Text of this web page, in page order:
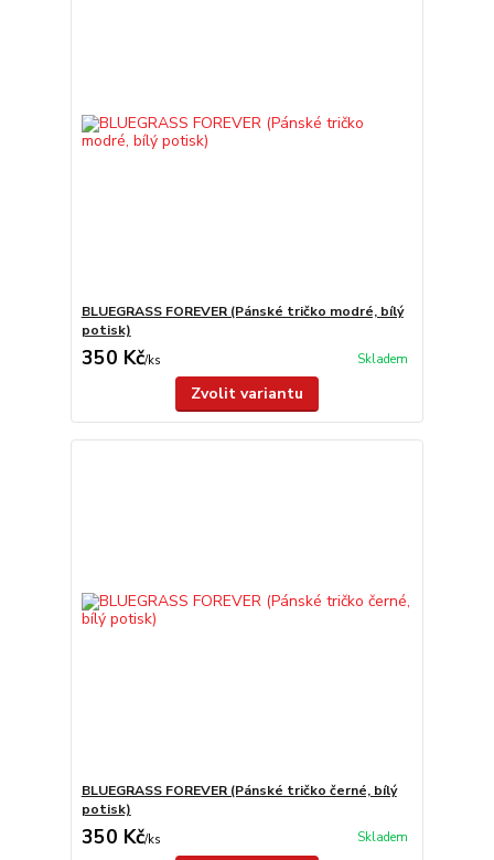
BLUEGRASS FOREVER (Pánské tričko modré, bílý
potisk)
350 Kč/ks Skladem
Zvolit variantu
BLUEGRASS FOREVER (Pánské tričko černé, bílý
potisk)
350 Kč/ks Skladem